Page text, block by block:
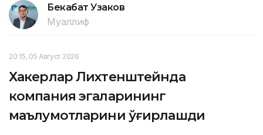
Бекабат Узаков
Муаллиф
20:15, 05 Август 2026
Хакерлар Лихтенштейнда
компания эгаларининг
маълумотларини ўғирлашди